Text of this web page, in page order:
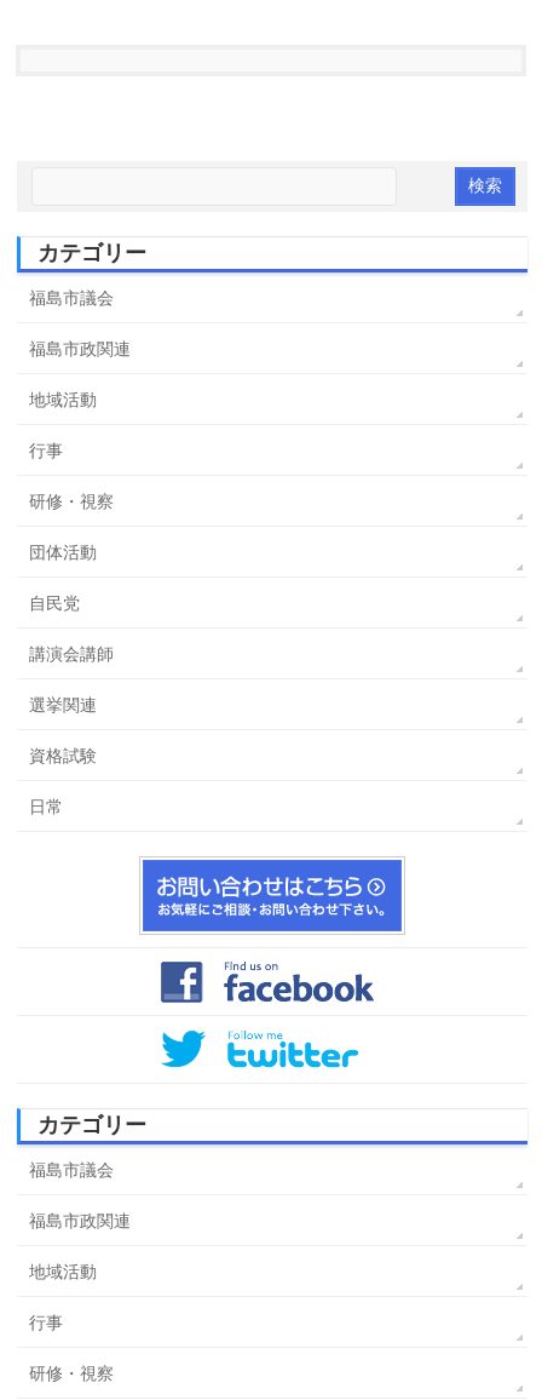
カテゴリー
福島市議会
福島市政関連
地域活動
行事
研修・視察
団体活動
自民党
講演会講師
選挙関連
資格試験
日常
カテゴリー
福島市議会
福島市政関連
地域活動
行事
研修・視察